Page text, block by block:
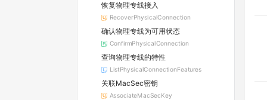
恢复物理专线接入
RecoverPhysicalConnection
确认物理专线为可用状态
ConfirmPhysicalConnection
查询物理专线的特性
ListPhysicalConnectionFeatures
关联MacSec密钥
AssociateMacSecKey